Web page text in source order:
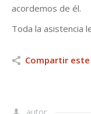
acordemos de él.
Toda la asistencia
Compartir
autor